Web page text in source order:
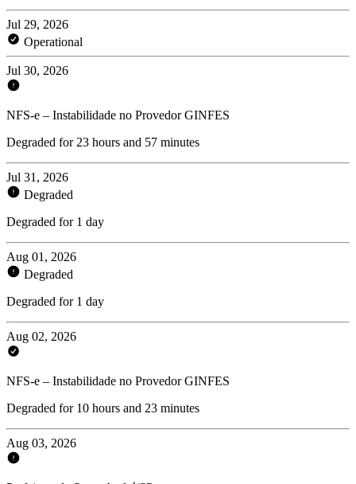
Jul 29, 2026
Operational
Jul 30, 2026
NFS-e – Instabilidade no Provedor GINFES
Degraded for 23 hours and 57 minutes
Jul 31, 2026
Degraded
Degraded for 1 day
Aug 01, 2026
Degraded
Degraded for 1 day
Aug 02, 2026
NFS-e – Instabilidade no Provedor GINFES
Degraded for 10 hours and 23 minutes
Aug 03, 2026